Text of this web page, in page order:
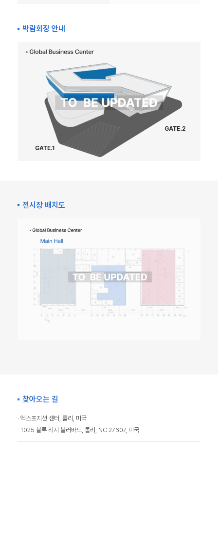
박람회장 안내
전시장 배치도
찾아오는 길
· 엑스포지션 센터, 롤리, 미국
· 1025 블루 리지 블러바드, 롤리, NC 27607, 미국